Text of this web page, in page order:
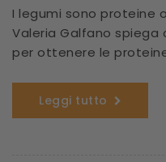
I legumi sono proteine
Valeria Galfano spiega
per ottenere le
Leggi tutto